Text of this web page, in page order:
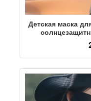
Детская маска
головной